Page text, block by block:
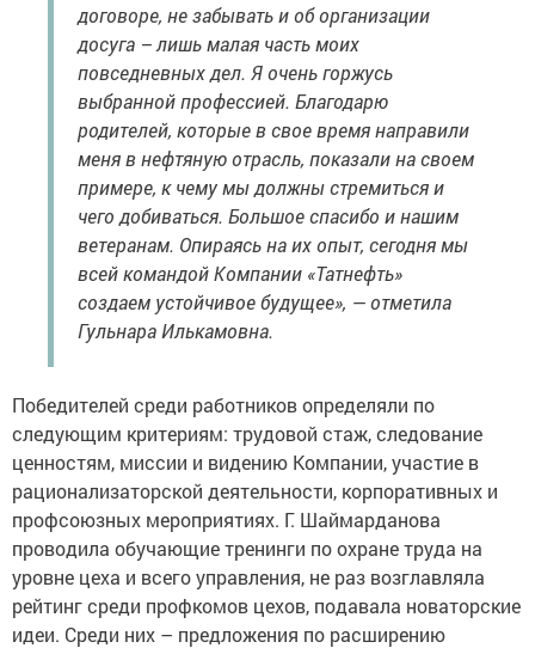
договоре, не забывать и об организации
досуга – лишь малая часть моих
повседневных дел. Я очень горжусь
выбранной профессией. Благодарю
родителей, которые в свое время направили
меня в нефтяную отрасль, показали на своем
примере, к чему мы должны стремиться и
чего добиваться. Большое спасибо и нашим
ветеранам. Опираясь на их опыт, сегодня мы
всей командой Компании «Татнефть»
создаем устойчивое будущее», — отметила
Гульнара Илькамовна.
Победителей среди работников определяли по
следующим критериям: трудовой стаж, следование
ценностям, миссии и видению Компании, участие в
рационализаторской деятельности, корпоративных и
профсоюзных мероприятиях. Г. Шаймарданова
проводила обучающие тренинги по охране труда на
уровне цеха и всего управления, не раз возглавляла
рейтинг среди профкомов цехов, подавала новаторские
идеи. Среди них – предложения по расширению